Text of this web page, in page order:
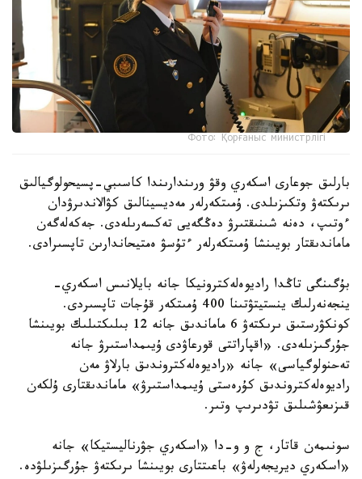
Фото: Қорғаныс министрлігі
بارلىق جوعارى اسكەري وقۋ ورىندارىندا كاسىبي-پسيحولوگيالىق
ىرىكتەۋ وتكىزىلدى. ۇمىتكەرلەر مەديسينالىق كۋالاندىرۋدان
ءوتىپ، دەنە شىنىقتىرۋ دەڭگەيى تەكسەرىلەدى. جەكەلەگەن
ماماندىقتار بويىنشا ۇمىتكەرلەر ءتۇسۋ ەمتيحاندارىن تاپسىرادى.
بۇگىنگى تاڭدا راديوەلەكترونيكا جانە بايلانىس اسكەري-
ينجەنەرلىك ينستيتۋتىنا 400 ۇمىتكەر قۇجات تاپسىردى.
كونكۋرستىق ىرىكتەۋ 6 ماماندىق جانە 12 بىلىكتىلىك بويىنشا
جۇرگىزىلەدى. «اقپاراتتى قورعاۋدى ۇيىمداستىرۋ جانە
تەحنولوگياسى» جانە «راديوەلەكتروندىق بارلاۋ مەن
راديوەلەكتروندىق كۇرەستى ۇيىمداستىرۋ» ماماندىقتارى ۇلكەن
قىزىعۋشىلىق تۋدىرىپ وتىر.
سونىمەن قاتار، ج و و-دا «اسكەري جۋرناليستيكا» جانە
«اسكەري ديريجەرلەۋ» باعىتتارى بويىنشا ىرىكتەۋ جۇرگىزىلۋدە.